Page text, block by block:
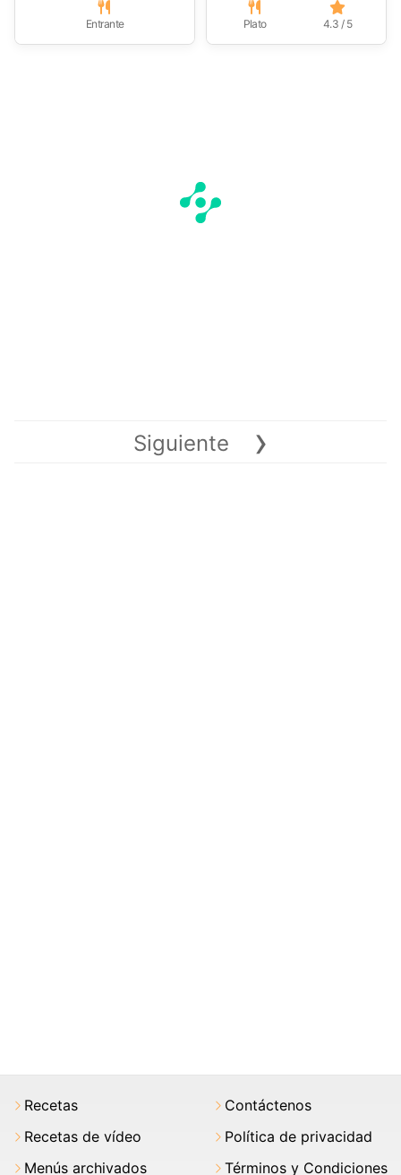
Entrante Plato 4.3 / 5
Siguiente ›
Recetas
Recetas de vídeo
Menús archivados
Contáctenos
Política de privacidad
Términos y Condiciones